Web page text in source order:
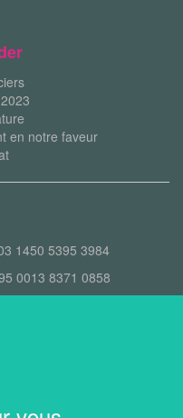
en notre faveur
1450 5395 3984
0013 8371 0858